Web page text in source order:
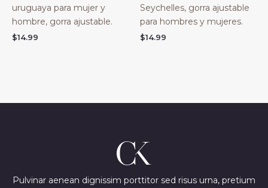
uruguaya para mujer y
hombre, gorra ajustable.
$14.99
Seychelles, gorra ajustable
para hombres y mujeres.
$14.99
Pulvinar aenean dignissim porttitor sed risus urna, pretium